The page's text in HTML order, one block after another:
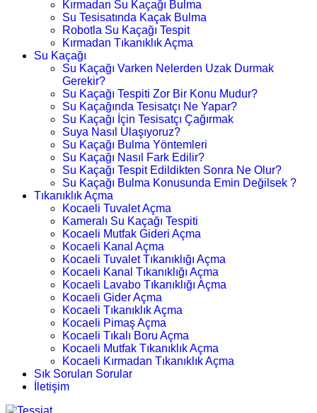
Kırmadan Su Kaçağı Bulma
Su Tesisatında Kaçak Bulma
Robotla Su Kaçağı Tespit
Kırmadan Tıkanıklık Açma
Su Kaçağı
Su Kaçağı Varken Nelerden Uzak Durmak
Gerekir?
Su Kaçağı Tespiti Zor Bir Konu Mudur?
Su Kaçağında Tesisatçı Ne Yapar?
Su Kaçağı İçin Tesisatçı Çağırmak
Suya Nasıl Ulaşıyoruz?
Su Kaçağı Bulma Yöntemleri
Su Kaçağı Nasıl Fark Edilir?
Su Kaçağı Tespit Edildikten Sonra Ne Olur?
Su Kaçağı Bulma Konusunda Emin Değilsek ?
Tıkanıklık Açma
Kocaeli Tuvalet Açma
Kameralı Su Kaçağı Tespiti
Kocaeli Mutfak Gideri Açma
Kocaeli Kanal Açma
Kocaeli Tuvalet Tıkanıklığı Açma
Kocaeli Kanal Tıkanıklığı Açma
Kocaeli Lavabo Tıkanıklığı Açma
Kocaeli Gider Açma
Kocaeli Tıkanıklık Açma
Kocaeli Pimaş Açma
Kocaeli Tıkalı Boru Açma
Kocaeli Mutfak Tıkanıklık Açma
Kocaeli Kırmadan Tıkanıklık Açma
Sık Sorulan Sorular
İletişim